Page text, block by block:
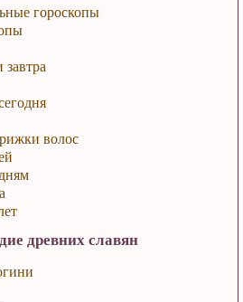
гороскопы
волос
древних славян